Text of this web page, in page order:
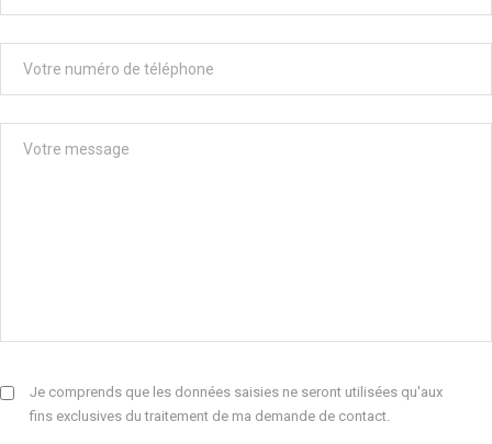
Je comprends que les données saisies ne seront utilisées qu'aux
fins exclusives du traitement de ma demande de contact.